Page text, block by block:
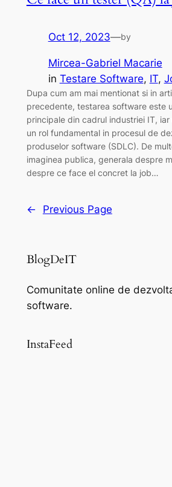
Oct 12, 2023—by
Mircea-Gabriel Macarie
in Testare Software, IT,
Dupa cum am mai mentionat si in
precedente, testarea software este
principale din cadrul industriei IT,
un rol fundamental in procesul de
produselor software (SDLC). De
imaginea publica, generala despre
despre ce face el concret la job…
← Previous Page
BlogDeIT
Comunitate online de
software.
InstaFeed